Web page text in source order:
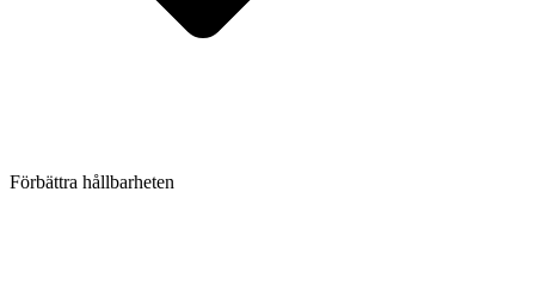
Förbättra hållbarheten